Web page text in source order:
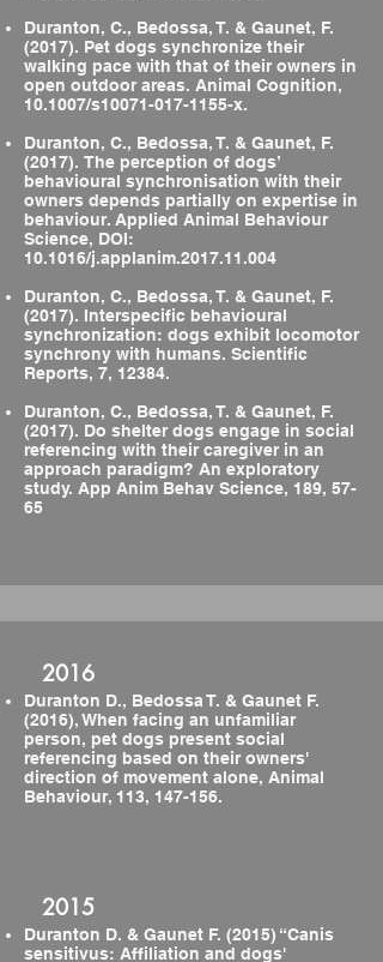
Duranton, C., Bedossa, T. & Gaunet, F.
(2017). Pet dogs synchronize their
walking pace with that of their owners in
open outdoor areas. Animal Cognition,
10.1007/s10071-017-1155-x.
Duranton, C., Bedossa, T. & Gaunet, F.
(2017). The perception of dogs’
behavioural synchronisation with their
owners depends partially on expertise in
behaviour. Applied Animal Behaviour
Science, DOI:
10.1016/j.applanim.2017.11.004
Duranton, C., Bedossa, T. & Gaunet, F.
(2017). Interspecific behavioural
synchronization: dogs exhibit locomotor
synchrony with humans. Scientific
Reports, 7, 12384.
Duranton, C., Bedossa, T. & Gaunet, F.
(2017). Do shelter dogs engage in social
referencing with their caregiver in an
approach paradigm? An exploratory
study. App Anim Behav Science, 189, 57-
65
2016
Duranton D., Bedossa T. & Gaunet F.
(2016), When facing an unfamiliar
person, pet dogs present social
referencing based on their owners'
direction of movement alone, Animal
Behaviour, 113, 147-156.
2015
Duranton D. & Gaunet F. (2015) “Canis
sensitivus: Affiliation and dogs'